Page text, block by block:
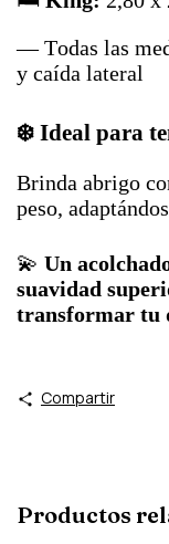
— Todas las
y caída lateral
❄️ Ideal para
Brinda abrigo
peso,
💫 Un
suavidad
transformar tu
Compartir
Productos